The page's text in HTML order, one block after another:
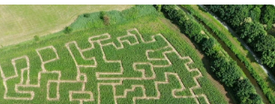
programu pro celou
atmosféru.